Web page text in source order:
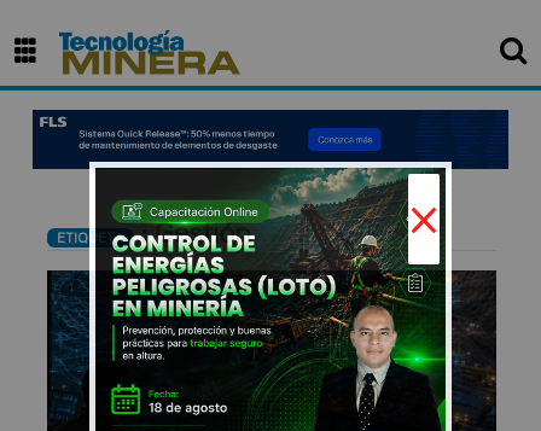
ETIQUETA : Gestión ×